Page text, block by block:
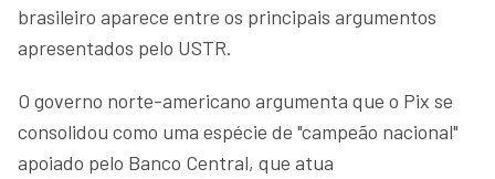
brasileiro aparece entre os principais argumentos
apresentados pelo USTR.
O governo norte-americano argumenta que o Pix se
consolidou como uma espécie de "campeão nacional"
apoiado pelo Banco Central, que atua